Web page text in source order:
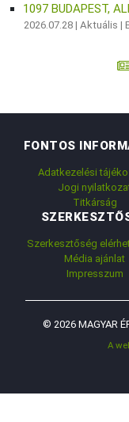
1097 BUDAPEST,
2026.07.28 |Aktuális |
FONTOS
Adatkezelési
Jogi
Titkárság
Szerkesztőség
Média ajánlat
Impresszum
© 2026 MAGYAR
A